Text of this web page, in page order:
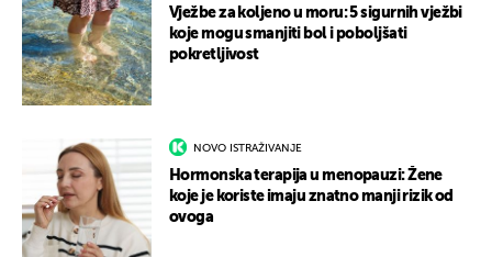
Vježbe za koljeno u moru: 5 sigurnih vježbi
koje mogu smanjiti bol i poboljšati
pokretljivost
NOVO ISTRAŽIVANJE
Hormonska terapija u menopauzi: Žene
koje je koriste imaju znatno manji rizik od
ovoga